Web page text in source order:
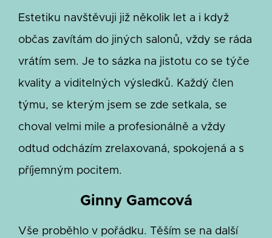
Estetiku navštěvuji již několik let a i když
občas zavítám do jiných salonů, vždy se ráda
vrátím sem. Je to sázka na jistotu co se týče
kvality a viditelných výsledků. Každý člen
týmu, se kterým jsem se zde setkala, se
choval velmi mile a profesionálně a vždy
odtud odcházím zrelaxovaná, spokojená a s
příjemným pocitem.
Ginny Gamcová
Vše proběhlo v pořádku. Těším se na další